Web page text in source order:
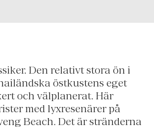
Den relativt stora ön i
östkustens eget
och välplanerat. Här
med lyxresenärer på
Beach. Det är stränderna